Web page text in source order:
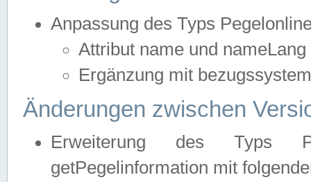
Anpassung des Typs
Attribut name und
Ergänzung mit
Änderungen zwischen
Erweiterung des Typs
getPegelinformation mit